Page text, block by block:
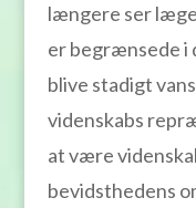
længere ser
er begrænsede i
blive stadigt
videnskabs
at være
bevidsthedens